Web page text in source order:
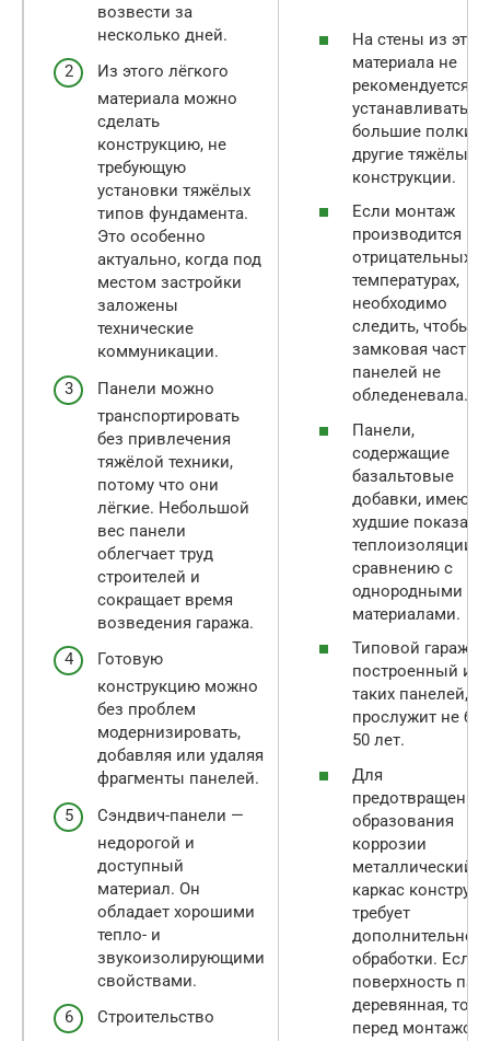
возвести за
несколько дней.
Из этого лёгкого
материала можно
сделать
конструкцию, не
требующую
установки тяжёлых
типов фундамента.
Это особенно
актуально, когда под
местом застройки
заложены
технические
коммуникации.
Панели можно
транспортировать
без привлечения
тяжёлой техники,
потому что они
лёгкие. Небольшой
вес панели
облегчает труд
строителей и
сокращает время
возведения гаража.
Готовую
конструкцию можно
без проблем
модернизировать,
добавляя или удаляя
фрагменты панелей.
Сэндвич-панели —
недорогой и
доступный
материал. Он
обладает хорошими
тепло- и
звукоизолирующими
свойствами.
Строительство
На стены из
материала не
рекомендуется
устанавливать
большие полки и
другие тяжёлые
конструкции.
Если монтаж
производится
отрицательных
температурах,
необходимо
следить, чтобы
замковая часть
панелей не
обледеневала.
Панели,
содержащие
базальтовые
добавки, имеют
худшие
теплоизоляции
сравнению с
однородными
материалами.
Типовой гараж,
построенный из
таких панелей,
прослужит не
50 лет.
Для
предотвращения
образования
коррозии
металлический
каркас
требует
дополнительной
обработки. Если
поверхность
деревянная, то
перед монтажом